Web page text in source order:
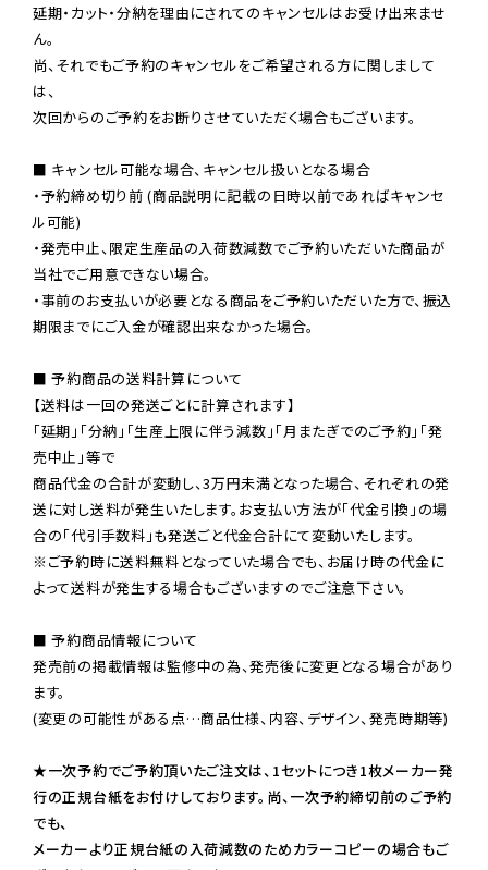
延期・カット・分納を理由にされてのキャンセルはお受け出来ませ
ん。
尚、それでもご予約のキャンセルをご希望される方に関しまして
は、
次回からのご予約をお断りさせていただく場合もございます。
■ キャンセル可能な場合、キャンセル扱いとなる場合
・予約締め切り前 (商品説明に記載の日時以前であればキャンセ
ル可能)
・発売中止、限定生産品の入荷数減数でご予約いただいた商品が
当社でご用意できない場合。
・事前のお支払いが必要となる商品をご予約いただいた方で、振込
期限までにご入金が確認出来なかった場合。
■ 予約商品の送料計算について
【送料は一回の発送ごとに計算されます】
「延期」「分納」「生産上限に伴う減数」「月またぎでのご予約」「発
売中止」等で
商品代金の合計が変動し、3万円未満となった場合、それぞれの発
送に対し送料が発生いたします。お支払い方法が「代金引換」の場
※ご予約時に送料無料となっていた場合でも、お届け時の代金に
よって送料が発生する場合もございますのでご注意下さい。
■ 予約商品情報について
発売前の掲載情報は監修中の為、発売後に変更となる場合があり
ます。
(変更の可能性がある点…商品仕様、内容、デザイン、発売時期等)
★一次予約でご予約頂いたご注文は、1セットにつき1枚メーカー発
行の正規台紙をお付けしております。尚、一次予約締切前のご予約
でも、
メーカーより正規台紙の入荷減数のためカラーコピーの場合もご